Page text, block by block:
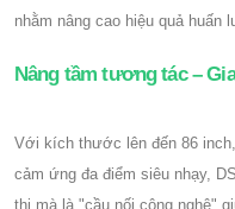
nhằm nâng cao hiệu quả huấn
Nâng tầm tương tác –
Với kích thước lên đến 86
cảm ứng đa điểm siêu nhạy,
thị mà là "cầu nối công nghệ"